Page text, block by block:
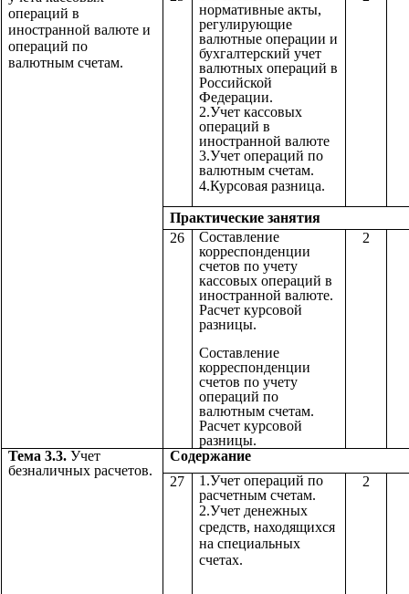
операций в
иностранной валюте и
операций по
валютным счетам.
нормативные акты,
регулирующие
валютные операции и
бухгалтерский учет
валютных операций в
Российской
Федерации.
2.Учет кассовых
операций в
иностранной валюте
3.Учет операций по
валютным счетам.
4.Курсовая разница.
Практические
26
Составление
корреспонденции
счетов по учету
кассовых операций в
иностранной валюте.
Расчет курсовой
разницы.
Составление
корреспонденции
счетов по учету
операций по
валютным счетам.
Расчет курсовой
разницы.
2
Тема 3.3. Учет
безналичных расчетов.
27
1.Учет операций по
расчетным счетам.
2.Учет денежных
средств, находящихся
на специальных
счетах.
2